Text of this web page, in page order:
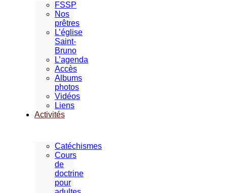
FSSP
Nos
prêtres
L’église
Saint-
Bruno
L’agenda
Accès
Albums
photos
Vidéos
Liens
Activités
Catéchismes
Cours
de
doctrine
pour